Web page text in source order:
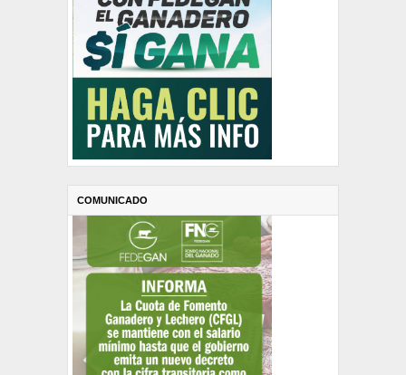
COMUNICADO